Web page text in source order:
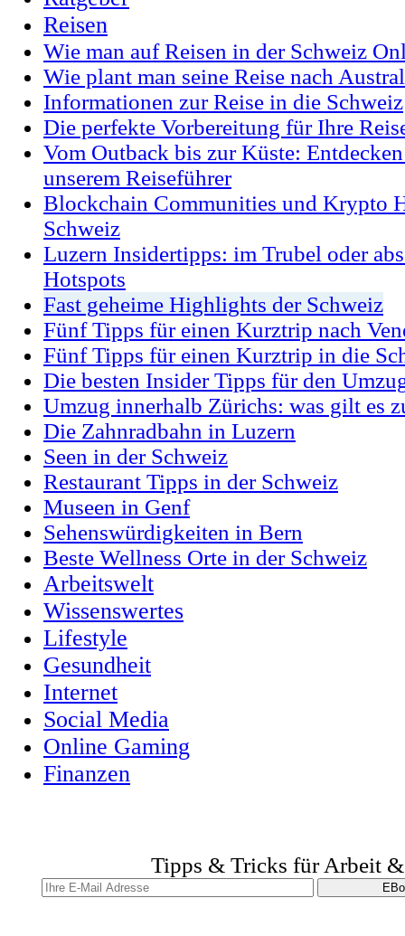
Reisen
Wie man auf Reisen in der Schweiz
Wie plant man seine Reise nach
Informationen zur Reise in die Schweiz
Die perfekte Vorbereitung für Ihre
Vom Outback bis zur Küste:
unserem Reiseführer
Blockchain Communities und Krypto
Schweiz
Luzern Insidertipps: im Trubel oder
Hotspots
Fast geheime Highlights der Schweiz
Fünf Tipps für einen Kurztrip nach
Fünf Tipps für einen Kurztrip in die
Die besten Insider Tipps für den
Umzug innerhalb Zürichs: was gilt es
Die Zahnradbahn in Luzern
Seen in der Schweiz
Restaurant Tipps in der Schweiz
Museen in Genf
Sehenswürdigkeiten in Bern
Beste Wellness Orte in der Schweiz
Arbeitswelt
Wissenswertes
Lifestyle
Gesundheit
Internet
Social Media
Online Gaming
Finanzen
Tipps & Tricks für Arbeit